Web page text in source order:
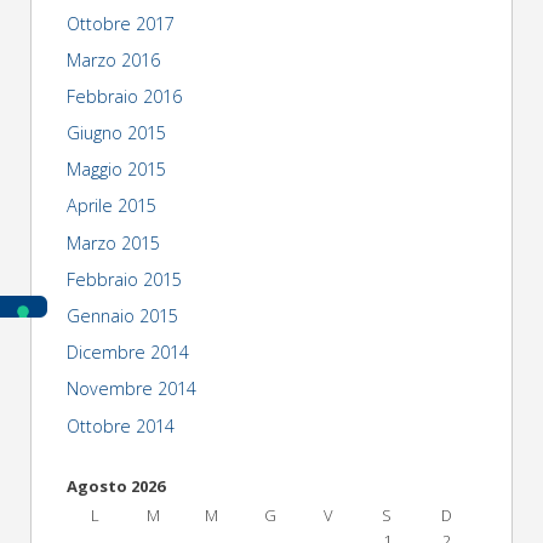
Ottobre 2017
Marzo 2016
Febbraio 2016
Giugno 2015
Maggio 2015
Aprile 2015
Marzo 2015
Febbraio 2015
Gennaio 2015
Dicembre 2014
Novembre 2014
Ottobre 2014
Agosto 2026
L
M M G V S
D